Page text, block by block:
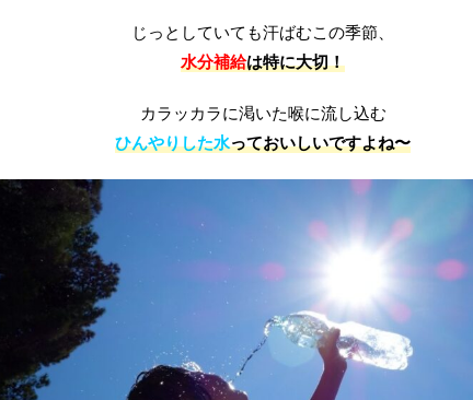
じっとしていても汗ばむこの季節、
水分補給は特に大切！
カラッカラに渇いた喉に流し込む
ひんやりした水っておいしいですよね〜